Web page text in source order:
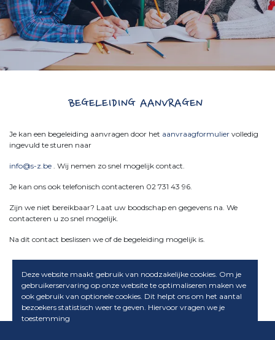
BEGELEIDING AANVRAGEN
Je kan een begeleiding aanvragen door het aanvraagformulier volledig
ingevuld te sturen naar
info@s-z.be . Wij nemen zo snel mogelijk contact.
Je kan ons ook telefonisch contacteren 02 731 43 96.
Zijn we niet bereikbaar? Laat uw boodschap en gegevens na. We
contacteren u zo snel mogelijk.
Na dit contact beslissen we of de begeleiding mogelijk is.
Download aanvraagformulier
Deze website maakt gebruik van noodzakelijke cookies. Om je
gebruikerservaring op onze website te optimaliseren maken we
ook gebruik van optionele cookies. Dit helpt ons om het aantal
bezoekers statistisch weer te geven. Hiervoor vragen we je
toestemming